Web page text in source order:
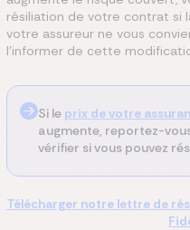
résiliation de votre contrat si
votre assureur ne vous
l’informer de cette
Si le prix de votre
augmente, reportez-
vérifier si vous pouvez
Télécharger notre lettre de